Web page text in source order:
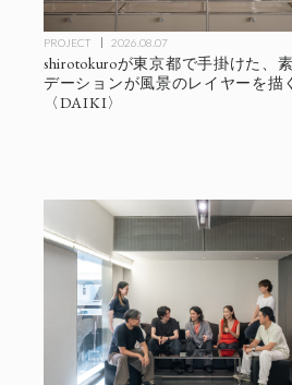
PROJECT 2026.08.07
shirotokuroが東京都で手掛けた、
デーションが風景のレイヤーを描
〈DAIKI〉